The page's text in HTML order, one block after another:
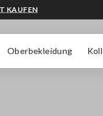
Oberbekleidung
KAUFEN